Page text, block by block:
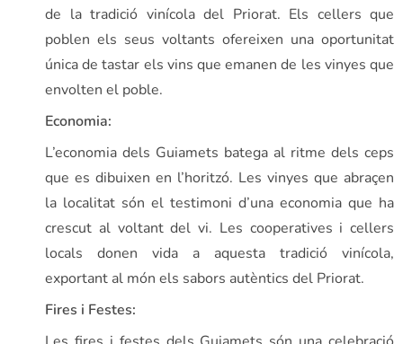
de la tradició vinícola del Priorat. Els cellers que
poblen els seus voltants ofereixen una oportunitat
única de tastar els vins que emanen de les vinyes que
envolten el poble.
Economia:
L’economia dels Guiamets batega al ritme dels ceps
que es dibuixen en l’horitzó. Les vinyes que abraçen
la localitat són el testimoni d’una economia que ha
crescut al voltant del vi. Les cooperatives i cellers
locals donen vida a aquesta tradició vinícola,
exportant al món els sabors autèntics del Priorat.
Fires i Festes: